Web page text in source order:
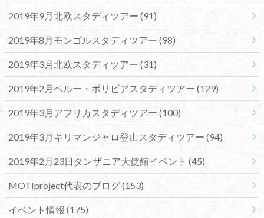
2019年9月北欧スタディツアー (91)
2019年8月モンゴルスタディツアー (98)
2019年3月北欧スタディツアー (31)
2019年2月ペルー・ボリビアスタディツアー (129)
2019年3月アフリカスタディツアー (100)
2019年3月キリマンジャロ登山スタディツアー (94)
2019年2月23日タンザニア大使館イベント (45)
MOTIproject代表のブログ(153)
イベント情報 (175)